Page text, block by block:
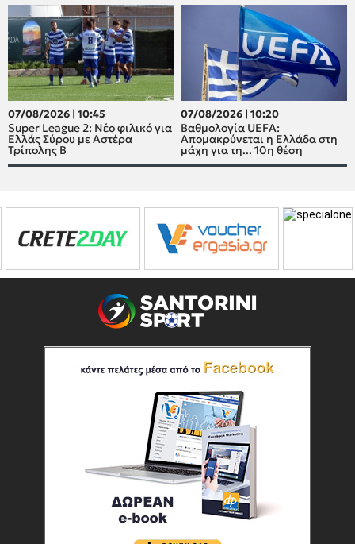
07/08/2026 | 10:45
Super League 2: Νέο φιλικό για
Ελλάς Σύρου με Αστέρα
Τρίπολης Β
07/08/2026 | 10:20
Βαθμολογία UEFA:
Απομακρύνεται η Ελλάδα στη
μάχη για τη... 10η θέση